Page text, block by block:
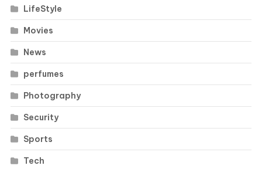
LifeStyle
Movies
News
perfumes
Photography
Security
Sports
Tech